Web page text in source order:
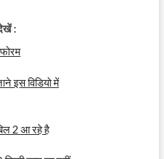
:
इस विडियो में
2 आ रहे है